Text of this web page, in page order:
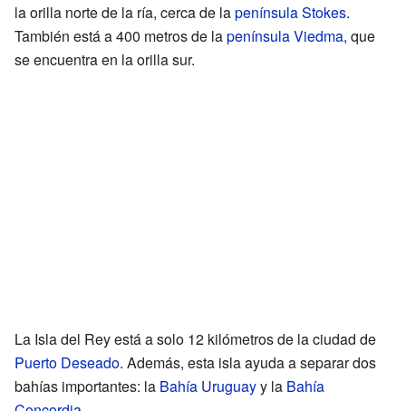
la orilla norte de la ría, cerca de lapenínsula Stokes.
También está a 400 metros de lapenínsula Viedma, que
se encuentra en la orilla sur.
La Isla del Rey está a solo 12 kilómetros de la ciudad de
Puerto Deseado. Además, esta isla ayuda a separar dos
bahías importantes: la Bahía Uruguayy la Bahía